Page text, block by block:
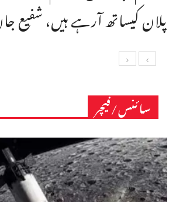
پلان کیساتھ آرہے ہیں، شفیع
سائنس/فیچر